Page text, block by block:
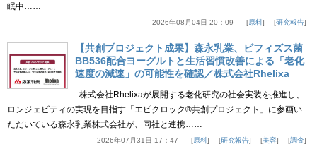
眠中……
2026年08月04日 20：09 原料 研究報告
【共創プロジェクト成果】森永乳業、ビフィズス菌
BB536配合ヨーグルトと生活習慣改善による「老化
速度の減速」の可能性を確認／株式会社Rhelixa
株式会社Rhelixaが展開する老化研究の社会実装を推進し、
ロンジェビティの実現を目指す「エピクロック®共創プロジェクト」に参画い
ただいている森永乳業株式会社が、同社と連携……
2026年07月31日 17：47 原料 研究報告 美容 調査